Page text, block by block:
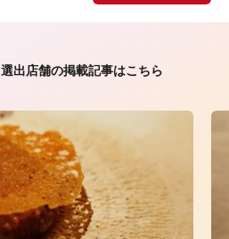
選出店舗の掲載記事はこちら